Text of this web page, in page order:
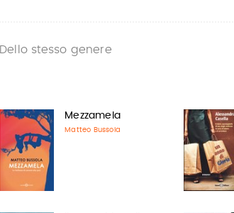
Dello stesso genere
Mezzamela
Matteo Bussola